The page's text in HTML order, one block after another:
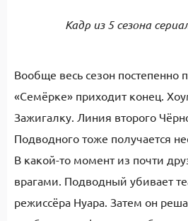
Кадр из 5 сезона
Вообще весь сезон постепенно
«Семёрке» приходит конец.
Зажигалку. Линия второго
Подводного тоже получается
В какой-то момент из почти
врагами. Подводный убивает
режиссёра Нуара. Затем он